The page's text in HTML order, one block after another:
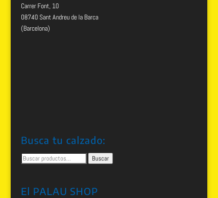
Carrer Font, 10
08740 Sant Andreu de la Barca
(Barcelona)
Busca tu calzado:
Buscar
por:
Buscar
El PALAU SHOP